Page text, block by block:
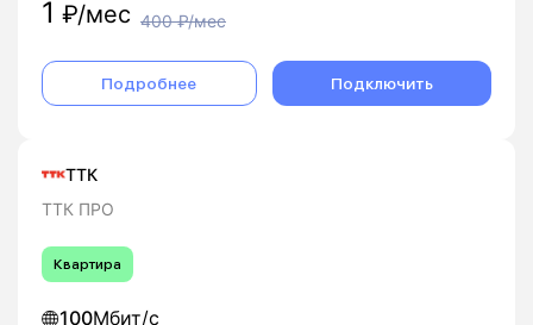
1 ₽/мес 400₽/мес
Подробнее Подключить
ТТК
ТТК ПРО
Квартира
100Мбит/с